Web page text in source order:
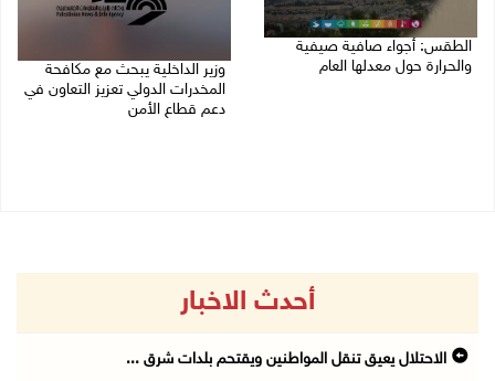
الطقس: أجواء صافية صيفية
والحرارة حول معدلها العام
وزير الداخلية يبحث مع مكافحة
المخدرات الدولي تعزيز التعاون في
دعم قطاع الأمن
أحدث الاخبار
الاحتلال يعيق تنقل المواطنين ويقتحم بلدات شرق ...